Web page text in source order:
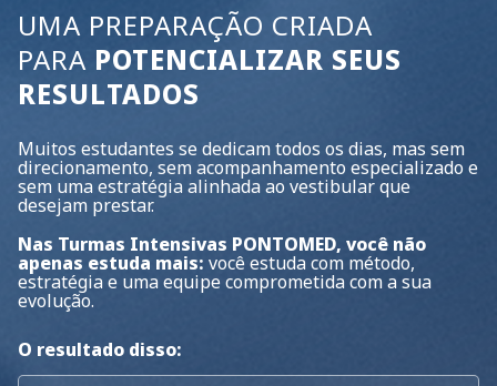
UMA PREPARAÇÃO CRIADA
PARA POTENCIALIZAR SEUS
RESULTADOS
Muitos estudantes se dedicam todos os dias, mas sem
direcionamento, sem acompanhamento especializado e
sem uma estratégia alinhada ao vestibular que
desejam prestar.
Nas Turmas Intensivas PONTOMED, você não
apenas estuda mais: você estuda com método,
estratégia e uma equipe comprometida com a sua
evolução.
O resultado disso: